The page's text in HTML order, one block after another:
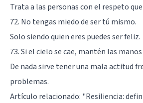
Trata a las personas con el respeto
72. No tengas miedo de ser tú mismo.
Solo siendo quien eres puedes ser feliz.
73. Si el cielo se cae, mantén las
De nada sirve tener una mala actitud
problemas.
Artículo relacionado: "Resiliencia: